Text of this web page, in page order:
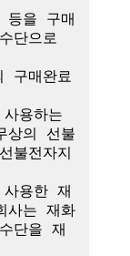
을 구매
단으로
구매완료
용하는
상의 선불
불전자지
용한 재
사는 재화
단을 재